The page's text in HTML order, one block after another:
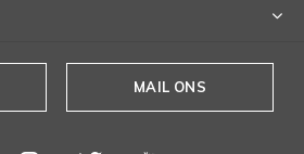
MAIL ONS